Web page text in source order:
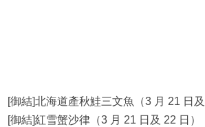
[御結]北海道產秋鮭三文魚（3 月 21 日及
[御結]紅雪蟹沙律（3 月 21 日及 22 日）